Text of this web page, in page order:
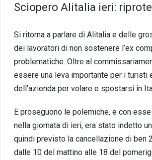
Sciopero Alitalia ieri:
Si ritorna a parlare di Alitalia e delle
dei lavoratori di non sostenere l’ex
problematiche. Oltre al
essere una leva importante per i turisti
dell’azienda per volare e spostarsi in
E proseguono le polemiche, e con
nella giornata di ieri, era stato indetto
quindi previsto la cancellazione di ben
dalle 10 del mattino alle 18 del